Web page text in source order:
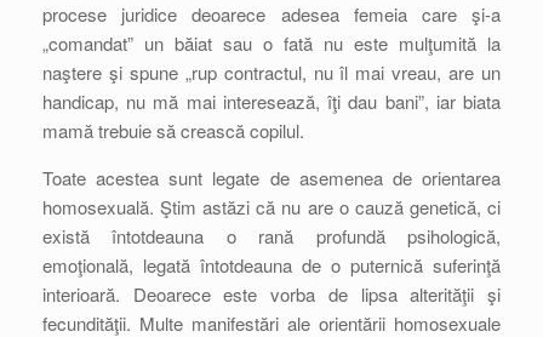
procese juridice deoarece adesea femeia care şi-a
„comandat” un băiat sau o fată nu este mulţumită la
naştere şi spune „rup contractul, nu îl mai vreau, are un
handicap, nu mă mai interesează, îţi dau bani”, iar biata
mamă trebuie să crească copilul.
Toate acestea sunt legate de asemenea de orientarea
homosexuală. Ştim astăzi că nu are o cauză genetică, ci
există întotdeauna o rană profundă psihologică,
emoţională, legată întotdeauna de o puternică suferinţă
interioară. Deoarece este vorba de lipsa alterităţii şi
fecundităţii. Multe manifestări ale orientării homosexuale